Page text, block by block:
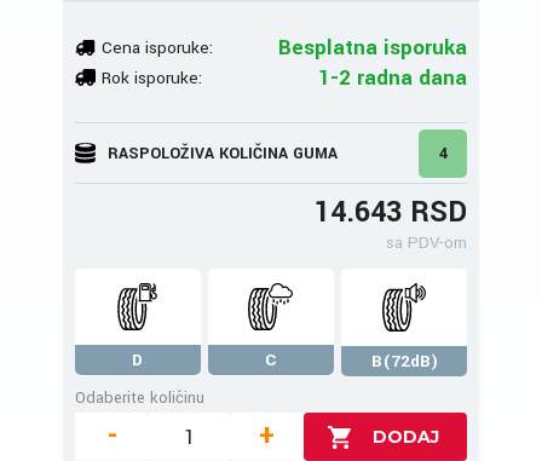
Cena isporuke: Besplatna isporuka
Rok isporuke: 1-2 radna dana
RASPOLOŽIVA KOLIČINA GUMA 4
14.643 RSD
sa PDV-om
D C
B(72dB)
Odaberite količinu
- +